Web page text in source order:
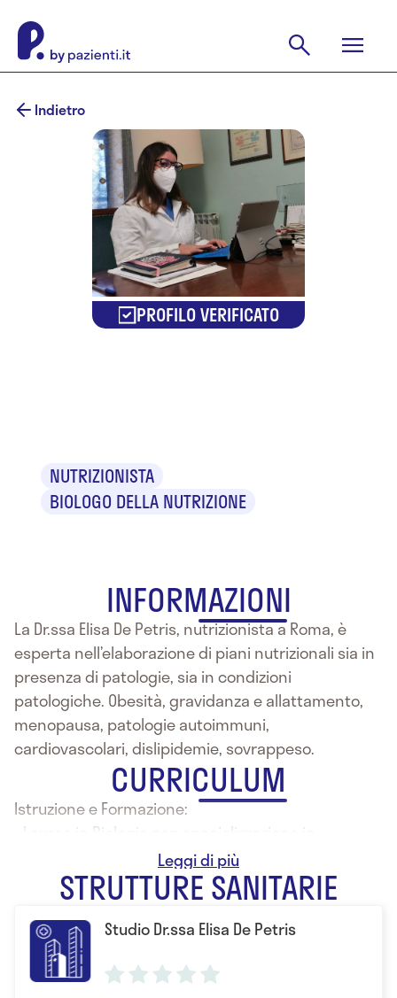
Indietro
PROFILO VERIFICATO
NUTRIZIONISTA
BIOLOGO DELLA NUTRIZIONE
INFORMAZIONI
La Dr.ssa Elisa De Petris, nutrizionista a Roma, è
esperta nell’elaborazione di piani nutrizionali sia in
presenza di patologie, sia in condizioni
patologiche. Obesità, gravidanza e allattamento,
menopausa, patologie autoimmuni,
cardiovascolari, dislipidemie, sovrappeso.
CURRICULUM
Istruzione e Formazione:
- Laurea in Biologia con specializzazione in
STRUTTURE SANITARIE
Studio Dr.ssa Elisa De Petris